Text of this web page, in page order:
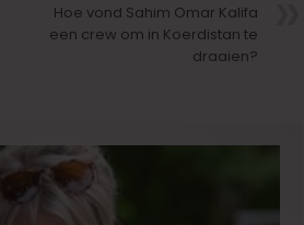
Hoe vond Sahim Omar Kalifa
een crew om in Koerdistan te
draaien?